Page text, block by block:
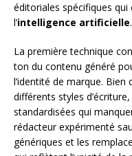
éditoriales spécifiques
l’intelligence artificielle.
La première technique
ton du contenu généré
l’identité de marque. Bien
différents styles
standardisées qui
rédacteur expérimenté
génériques et les